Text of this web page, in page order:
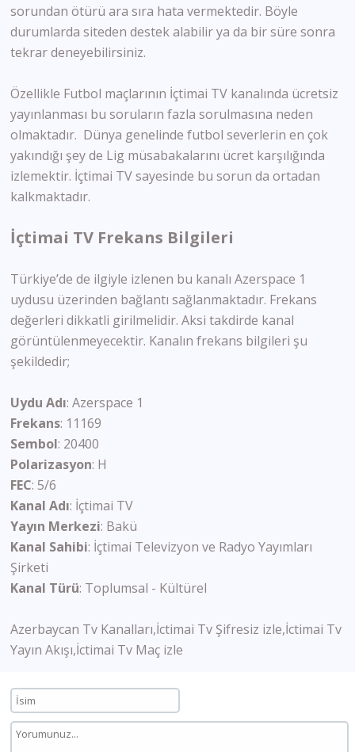
sorundan ötürü ara sıra hata vermektedir. Böyle
durumlarda siteden destek alabilir ya da bir süre sonra
tekrar deneyebilirsiniz.
Özellikle Futbol maçlarının İçtimai TV kanalında ücretsiz
yayınlanması bu soruların fazla sorulmasına neden
olmaktadır. Dünya genelinde futbol severlerin en çok
yakındığı şey de Lig müsabakalarını ücret karşılığında
izlemektir. İçtimai TV sayesinde bu sorun da ortadan
kalkmaktadır.
İçtimai TV Frekans Bilgileri
Türkiye’de de ilgiyle izlenen bu kanalı Azerspace 1
uydusu üzerinden bağlantı sağlanmaktadır. Frekans
değerleri dikkatli girilmelidir. Aksi takdirde kanal
görüntülenmeyecektir. Kanalın frekans bilgileri şu
şekildedir;
Uydu Adı: Azerspace 1
Frekans: 11169
Sembol: 20400
Polarizasyon: H
FEC: 5/6
Kanal Adı: İçtimai TV
Yayın Merkezi: Bakü
Kanal Sahibi: İçtimai Televizyon ve Radyo Yayımları
Şirketi
Kanal Türü: Toplumsal - Kültürel
Azerbaycan Tv Kanalları,İctimai Tv Şifresiz izle,İctimai Tv
Yayın Akışı,İctimai Tv Maç izle